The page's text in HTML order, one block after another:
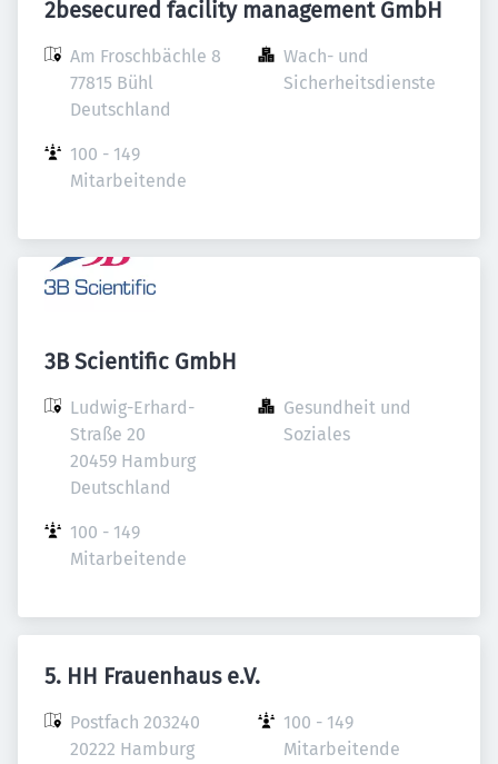
2besecured facility management GmbH
Am Froschbächle 8
77815 Bühl
Deutschland
Wach- und
Sicherheitsdienste
100 - 149
Mitarbeitende
3B Scientific GmbH
Ludwig-Erhard-
Straße 20
20459 Hamburg
Deutschland
Gesundheit und
Soziales
100 - 149
Mitarbeitende
5. HH Frauenhaus e.V.
Postfach 203240
20222 Hamburg
100 - 149
Mitarbeitende